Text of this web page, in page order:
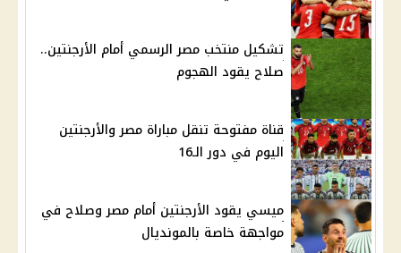
تشكيل منتخب مصر الرسمي أمام الأرجنتين..
صلاح يقود الهجوم
قناة مفتوحة تنقل مباراة مصر والأرجنتين
اليوم في دور الـ16
ميسي يقود الأرجنتين أمام مصر وصلاح في
مواجهة خاصة بالمونديال